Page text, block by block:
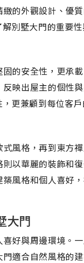
的外觀設計、優
別墅大門的重要
的安全性，更承
映出屋主的個性
更兼顧到每位客戶
風格，再到東方
以華麗的裝飾和
風格和個人喜好
大門
好與周邊環境。
適合自然風格的